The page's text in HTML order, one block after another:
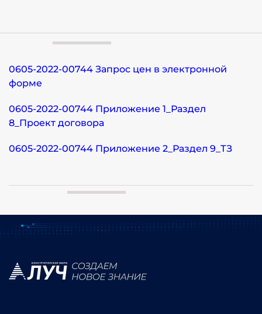
0605-2022-00744 Запрос цен в электронной
форме
0605-2022-00744 Приложение 1_Раздел
8_Проект договора
0605-2022-00744 Приложение 2_Раздел 9_ТЗ